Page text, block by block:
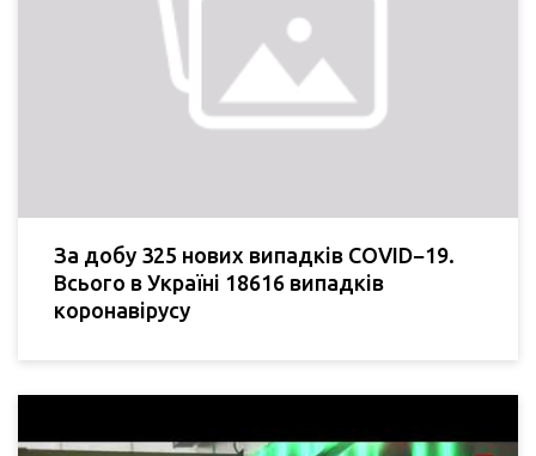
За добу 325 нових випадків COVID−19.
Всього в Україні 18616 випадків
коронавірусу